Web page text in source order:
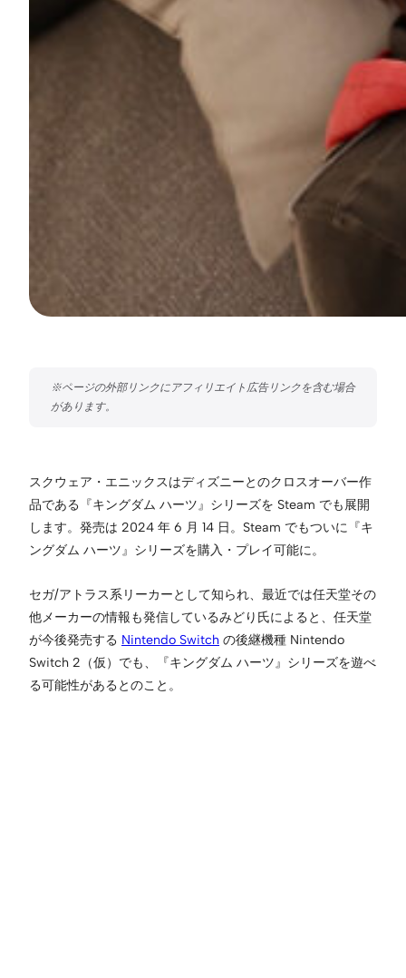
スクウェア・エニックスはディズニーとのクロスオーバー作
品である『キングダム ハーツ』シリーズを Steam でも展開
します。発売は 2024 年 6 月 14 日。Steam でもついに『キ
ングダム ハーツ』シリーズを購入・プレイ可能に。
セガ/アトラス系リーカーとして知られ、最近では任天堂その
他メーカーの情報も発信しているみどり氏によると、任天堂
が今後発売する Nintendo Switch の後継機種 Nintendo
Switch 2（仮）でも、『キングダム ハーツ』シリーズを遊べ
る可能性があるとのこと。